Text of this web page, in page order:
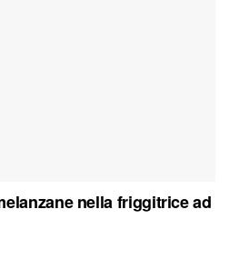
nella friggitrice ad